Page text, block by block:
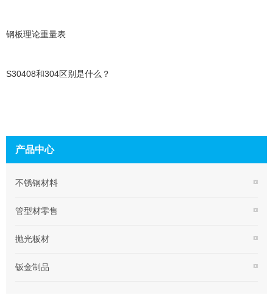
钢板理论重量表
S30408和304区别是什么？
产品中心
不锈钢材料
管型材零售
抛光板材
钣金制品